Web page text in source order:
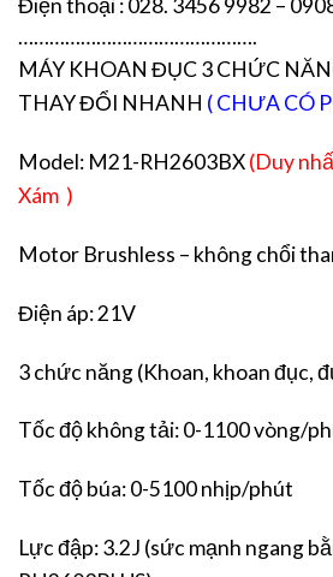
Điện thoại : 028. 3456 9982 –
……………………………………….
MÁY KHOAN ĐỤC 3 CHỨC
THAY ĐỔI NHANH ( CHƯA CÓ
Model: M21-RH2603BX(Duy
Xám )
Motor Brushless – không chổi
Điện áp: 21V
3 chức năng (Khoan, khoan đục,
Tốc độ không tải: 0-1100 vòng/
Tốc độ búa: 0-5100 nhịp/phút
Lực đập: 3.2J (sức mạnh ngang